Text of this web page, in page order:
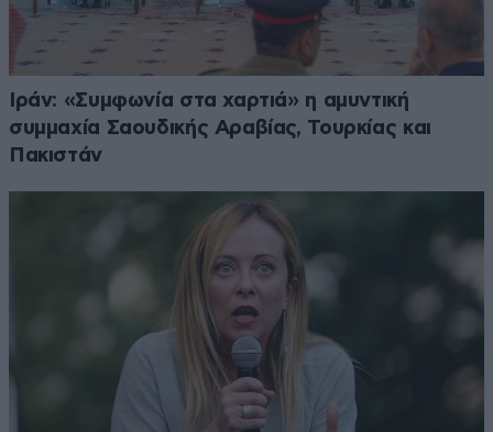
Ιράν: «Συμφωνία στα χαρτιά» η αμυντική
συμμαχία Σαουδικής Αραβίας, Τουρκίας και
Πακιστάν